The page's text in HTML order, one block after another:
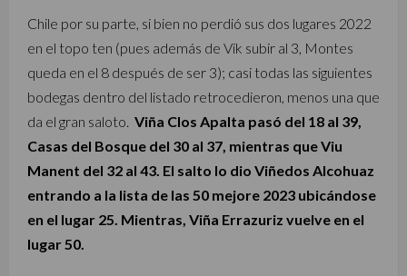
Chile por su parte, si bien no perdió sus dos lugares 2022
en el topo ten (pues además de Vik subir al 3, Montes
queda en el 8 después de ser 3); casi todas las siguientes
bodegas dentro del listado retrocedieron, menos una que
da el gran saloto. Viña Clos Apalta pasó del 18 al 39,
Casas del Bosque del 30 al 37, mientras que Viu
Manent del 32 al 43. El salto lo dio Viñedos Alcohuaz
entrando a la lista de las 50 mejore 2023 ubicándose
en el lugar 25. Mientras, Viña Errazuriz vuelve en el
lugar 50.